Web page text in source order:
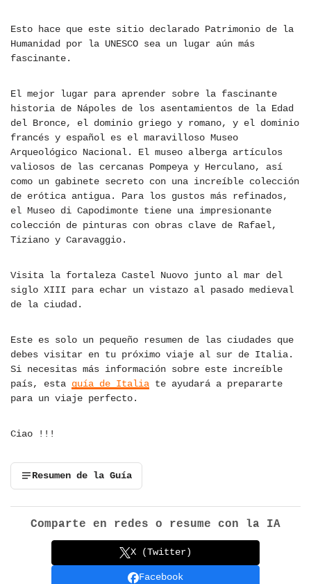
Esto hace que este sitio declarado Patrimonio de la
Humanidad por la UNESCO sea un lugar aún más
fascinante.
El mejor lugar para aprender sobre la fascinante
historia de Nápoles de los asentamientos de la Edad
del Bronce, el dominio griego y romano, y el dominio
francés y español es el maravilloso Museo
Arqueológico Nacional. El museo alberga artículos
valiosos de las cercanas Pompeya y Herculano, así
como un gabinete secreto con una increíble colección
de erótica antigua. Para los gustos más refinados,
el Museo di Capodimonte tiene una impresionante
colección de pinturas con obras clave de Rafael,
Tiziano y Caravaggio.
Visita la fortaleza Castel Nuovo junto al mar del
siglo XIII para echar un vistazo al pasado medieval
de la ciudad.
Este es solo un pequeño resumen de las ciudades que
debes visitar en tu próximo viaje al sur de Italia.
Si necesitas más información sobre este increíble
país, esta guía de Italia te ayudará a prepararte
para un viaje perfecto.
Ciao !!!
Resumen de la Guía
Comparte en redes o resume con la IA
X (Twitter)
Facebook